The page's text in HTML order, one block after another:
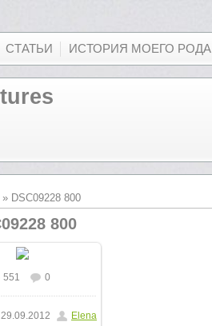
СТАТЬИ ИСТОРИЯ МОЕГО РОДА
» DSC09228 800
800
размере
/ 222.6Kb
551 0
29.09.2012 Elena